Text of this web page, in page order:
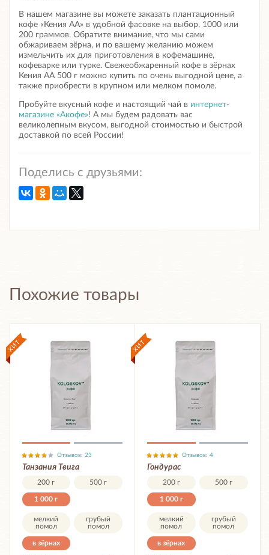
В нашем магазине вы можете заказать плантационный
кофе «Кения АА» в удобной фасовке на выбор, 1000 или
200 граммов. Обратите внимание, что мы сами
обжариваем зёрна, и по вашему желанию можем
измельчить их для приготовления в кофемашине,
кофеварке или турке. Свежеобжаренный кофе в зёрнах
Кения АА 500 г можно купить по очень выгодной цене, а
также приобрести в крупном или мелком помоле.
Пробуйте вкусный кофе и настоящий чай в интернет-
магазине «Акофе»! А мы будем радовать вас
великолепным вкусом, выгодной стоимостью и быстрой
доставкой по всей России!
Поделись с друзьями:
Похожие товары
Отзывов: 23
Танзания Твига
200 г 500 г
1 000 г
мелкий
помол
грубый
помол
в зёрнах
Отзывов: 4
Гондурас
200 г 500 г
1 000 г
мелкий
помол
грубый
помол
в зёрнах